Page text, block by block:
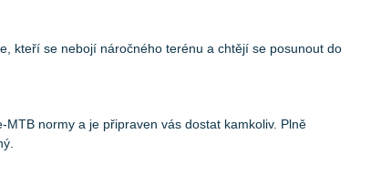
kteří se nebojí náročného terénu a chtějí se posunout do
normy a je připraven vás dostat kamkoliv. Plně